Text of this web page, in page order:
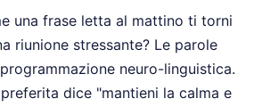
una frase letta al mattino ti torni
riunione stressante? Le parole
neuro-linguistica.
dice "mantieni la calma e